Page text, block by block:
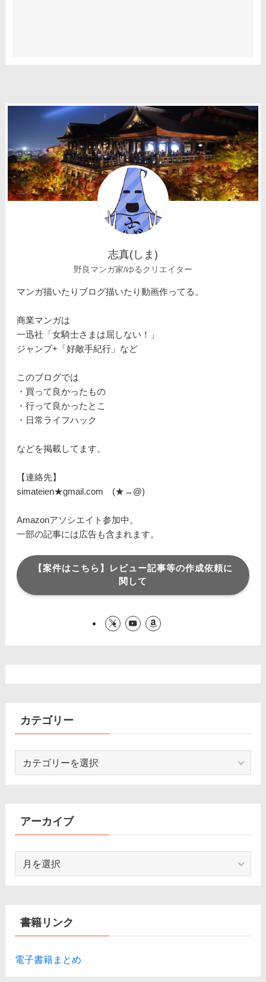
志真(しま)
野良マンガ家/ゆるクリエイター
マンガ描いたりブログ描いたり動画作ってる。
商業マンガは
一迅社「女騎士さまは屈しない！」
ジャンプ+「好敵手紀行」など
このブログでは
・買って良かったもの
・行って良かったとこ
・日常ライフハック
などを掲載してます。
【連絡先】
simateien★gmail.com (★→@)
Amazonアソシエイト参加中。
一部の記事には広告も含まれます。
【案件はこちら】レビュー記事等の作成依頼に
関して
カテゴリー
ーアーカイブ
ブ
書籍リンク
電子書籍まとめ